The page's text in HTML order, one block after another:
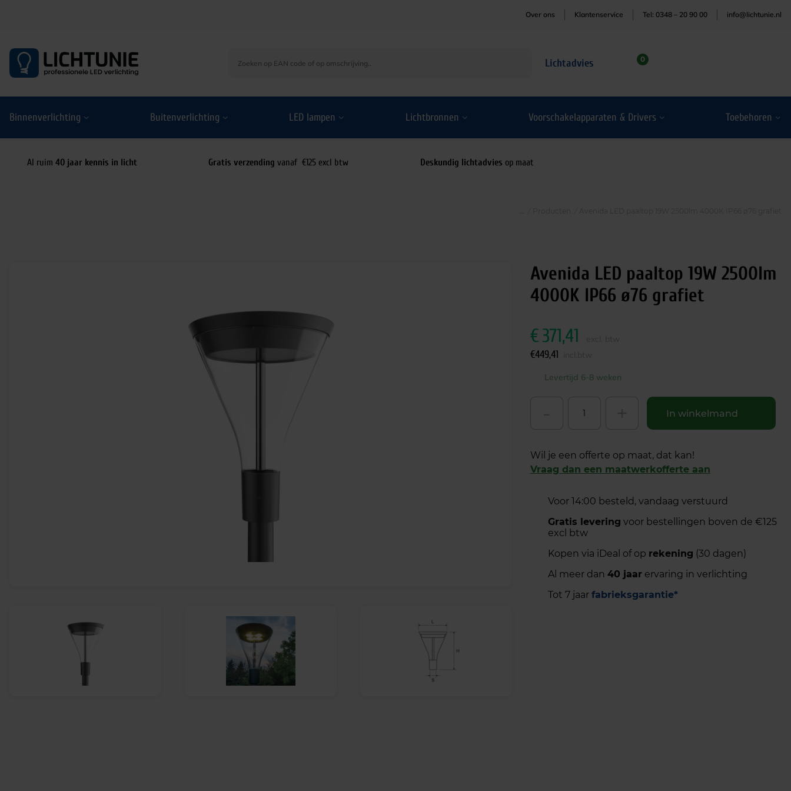
Over ons Klantenservice Tel: 0348 – 20 90 00 info@lichtunie.nl
Lichtadvies 0
Binnenverlichting Buitenverlichting LED lampen Lichtbronnen Voorschakelapparaten & Drivers Toebehoren
Al ruim 40 jaar kennis in licht Gratis verzending vanaf €125 excl btw Deskundig lichtadvies op maat
Avenida LED paaltop 19W 2500lm
4000K IP66 ø76 grafiet
€371,41
€449,41
Levertijd 6-8 weken
In winkelmand
Wil je een offerte op maat, dat kan!
Vraag dan een maatwerkofferte aan
Voor 14:00 besteld, vandaag verstuurd
Gratis levering voor bestellingen boven de €125
excl btw
Kopen via iDeal of op rekening (30 dagen)
Al meer dan 40 jaarervaring in verlichting
Tot 7 jaar fabrieksgarantie*